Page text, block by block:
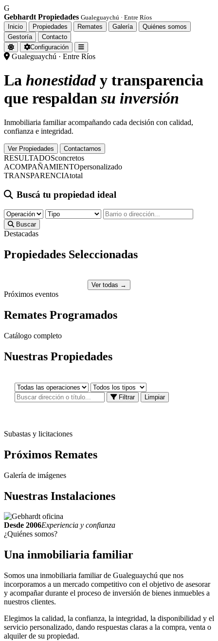
G
Gebhardt Propiedades Gualeguaychú · Entre Ríos
Inicio
Propiedades Remates Galería
Quiénes somos
Gestoría
Contacto
Configuración
Gualeguaychú · Entre Ríos
La honestidady transparencia
que respaldan su inversión
Inmobiliaria familiar acompañando cada decisión con calidad,
confianza e integridad.
Ver Propiedades Contactarnos
RESULTADOSconcretos
ACOMPAÑAMIENTOpersonalizado
TRANSPARENCIAtotal
Buscá tu propiedad ideal
Buscar
Destacadas
Propiedades Seleccionadas
Ver todas →
Próximos eventos
Remates Programados
Catálogo completo
Nuestras Propiedades
Filtrar Limpiar
Subastas y licitaciones
Próximos Remates
Galería de imágenes
Nuestras Instalaciones
Desde 2006Experiencia y confianza
¿Quiénes somos?
Una inmobiliaria familiar
Somos una inmobiliaria familiar de Gualeguaychú que nos
incorporamos a un mercado competitivo con el objetivo de asesorar
y acompañar durante el proceso de inversión de bienes inmuebles a
nuestros clientes.
Elegimos la calidad, la confianza, la integridad, la disponibilidad y el
servicio personalizado, dando respuestas claras a la compra, venta o
alquiler de su propiedad.